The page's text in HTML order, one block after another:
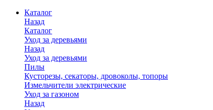
Каталог
Назад
Каталог
Уход за деревьями
Назад
Уход за деревьями
Пилы
Кусторезы, секаторы, дровоколы, топоры
Измельчители электрические
Уход за газоном
Назад